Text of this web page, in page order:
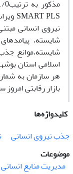
نیروی انسانی
شایسته،
شایسته،موانع
اسلامی استان
هر سازمان به
بازار رقابتی
کلیدواژه‌ها
جذب نیروی انسانی
موضوعات
مدیریت منابع انسانی